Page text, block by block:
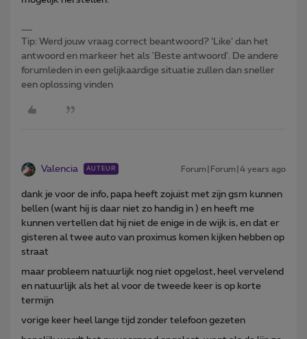
Tip: Werd jouw vraag correct beantwoord? ‘Like’ dan het
antwoord en markeer het als 'Beste antwoord'. De andere
forumleden in een gelijkaardige situatie zullen dan sneller
een oplossing vinden
Valencia AUTEUR Forum|Forum|4 years ago
dank je voor de info, papa heeft zojuist met zijn gsm kunnen
bellen (want hij is daar niet zo handig in ) en heeft me
kunnen vertellen dat hij niet de enige in de wijk is, en dat er
gisteren al twee auto van proximus komen kijken hebben op
straat
maar probleem natuurlijk nog niet opgelost, heel vervelend
en natuurlijk als het al voor de tweede keer is op korte
termijn
vorige keer heel lange tijd zonder telefoon gezeten